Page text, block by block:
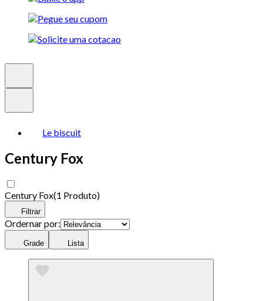
Le biscuit
Century Fox
Century Fox(1 Produto)
Filtrar
Ordernar por:
Grade Lista